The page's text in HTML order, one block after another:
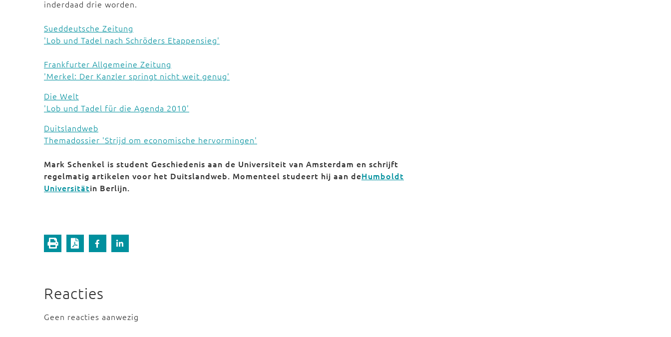
inderdaad drie worden.
Sueddeutsche Zeitung
'Lob und Tadel nach Schröders Etappensieg'
Frankfurter Allgemeine Zeitung
'Merkel: Der Kanzler springt nicht weit genug'
Die Welt
'Lob und Tadel für die Agenda 2010'
Duitslandweb
Themadossier 'Strijd om economische hervormingen'
Mark Schenkel is student Geschiedenis aan de Universiteit van Amsterdam en schrijft
regelmatig artikelen voor het Duitslandweb. Momenteel studeert hij aan deHumboldt
Universitätin Berlijn.
Reacties
Geen reacties aanwezig